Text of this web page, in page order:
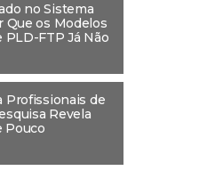
no Sistema
Que os Modelos
PLD-FTP Já Não
Profissionais de
Revela
Pouco